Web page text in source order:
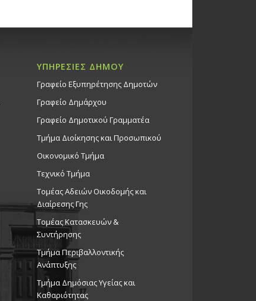
ΥΠΗΡΕΣΙΕΣ ΔΗΜΟΥ
Γραφείο Εξυπηρέτησης Δημοτών
Γραφείο Δημάρχου
Γραφείο Δημοτικού Γραμματέα
Τμήμα Διοίκησης και Προσωπικού
Οικονομικό Τμήμα
Τεχνικό Τμήμα
Τομέας Αδειών Οικοδομής και
Διαίρεσης Γης
Τομέας Κατασκευών &
Συντήρησης
Τμήμα Περιβαλλοντικής
Ανάπτυξης
Tμήμα Δημόσιας Υγείας και
Καθαριότητας